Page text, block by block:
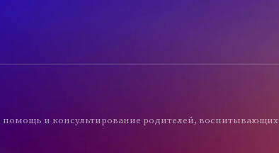
и консультирование родителей,